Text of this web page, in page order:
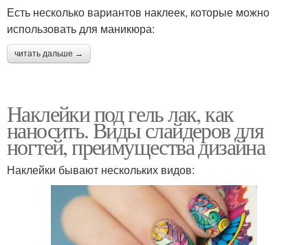
Есть несколько вариантов наклеек, которые можно
использовать для маникюра:
читать дальше →
Наклейки под гель лак, как
наносить. Виды слайдеров для
ногтей, преимущества дизайна
Наклейки бывают нескольких видов: